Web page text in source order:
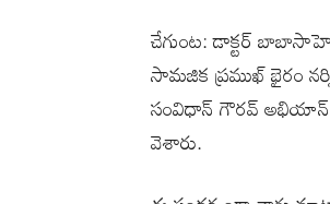
చేగుంట: డాక్టర్
సామజిక ప్రముఖ్ భైరం
సంవిధాన్ గౌరవ్ అభియాన్
వెశారు.